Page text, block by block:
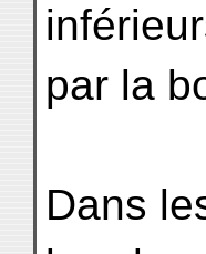
par la
Dans